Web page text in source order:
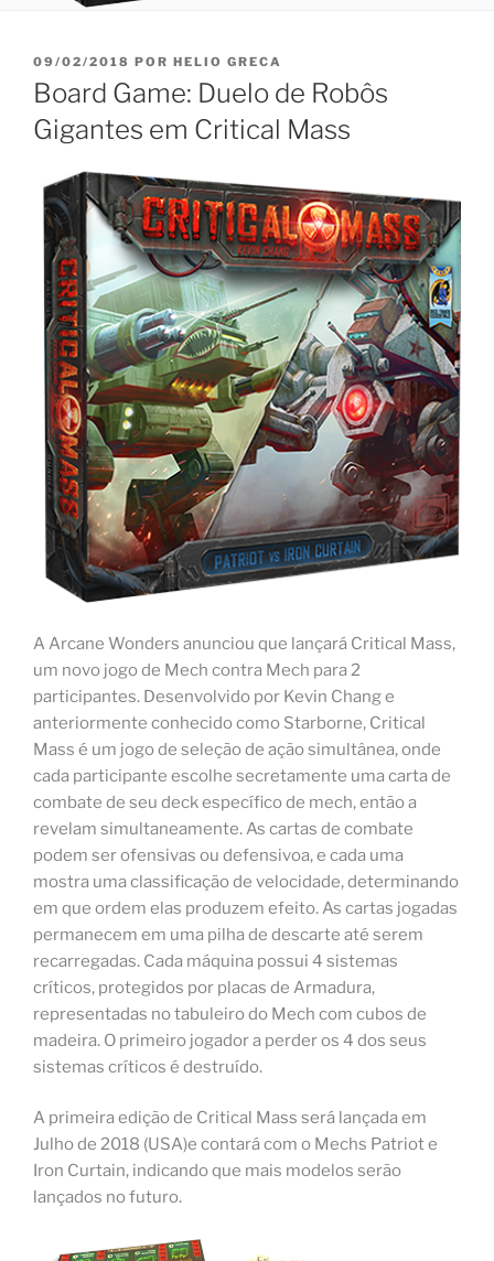
PUBLICADO
EM
09/02/2018 POR HELIO GRECA
Board Game: Duelo de Robôs
Gigantes em Critical Mass
A Arcane Wonders anunciou que lançará Critical Mass,
um novo jogo de Mech contra Mech para 2
participantes. Desenvolvido por Kevin Chang e
anteriormente conhecido como Starborne, Critical
Mass é um jogo de seleção de ação simultânea, onde
cada participante escolhe secretamente uma carta de
combate de seu deck específico de mech, então a
revelam simultaneamente. As cartas de combate
podem ser ofensivas ou defensivoa, e cada uma
mostra uma classificação de velocidade, determinando
em que ordem elas produzem efeito. As cartas jogadas
permanecem em uma pilha de descarte até serem
recarregadas. Cada máquina possui 4 sistemas
críticos, protegidos por placas de Armadura,
representadas no tabuleiro do Mech com cubos de
madeira. O primeiro jogador a perder os 4 dos seus
sistemas críticos é destruído.
A primeira edição de Critical Mass será lançada em
Julho de 2018 (USA)e contará com o Mechs Patriot e
Iron Curtain, indicando que mais modelos serão
lançados no futuro.